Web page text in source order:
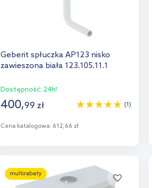
Geberit spłuczka AP123 nisko
zawieszona biała 123.105.11.1
Dostępność: 24h!
400,99 zł
Cena katalogowa: 612,66 zł
(1)
Dodaj do porównania
multirabaty